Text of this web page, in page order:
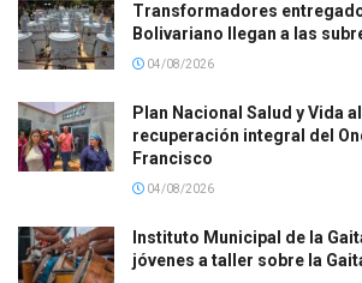
Transformadores
Bolivariano llegan a las
04/08/2026
Plan Nacional Salud y Vida
recuperación integral del
Francisco
04/08/2026
Instituto Municipal de la
jóvenes a taller sobre la